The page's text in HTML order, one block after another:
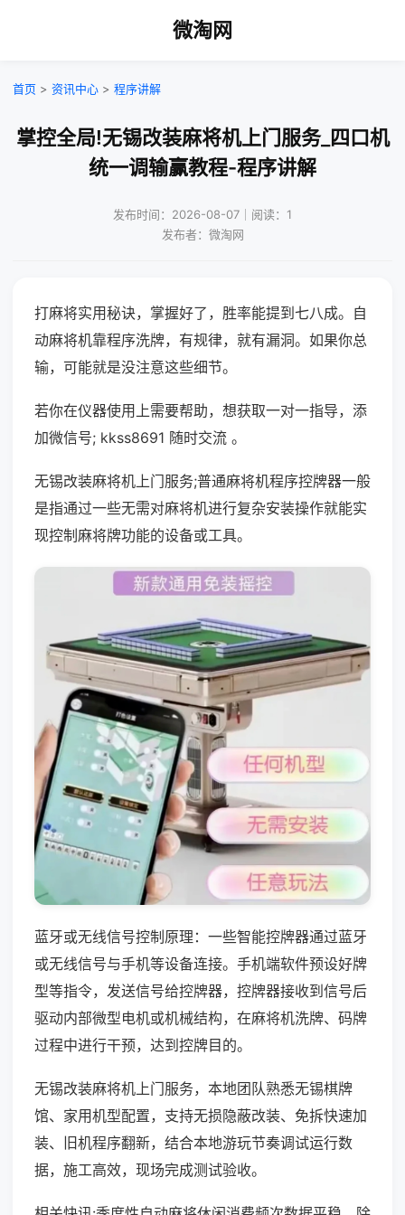
微淘网
首页 > 资讯中心 > 程序讲解
掌控全局!无锡改装麻将机上门服务_四口机
统一调输赢教程-程序讲解
发布时间：2026-08-07｜阅读：1
发布者：微淘网
打麻将实用秘诀，掌握好了，胜率能提到七八成。自
动麻将机靠程序洗牌，有规律，就有漏洞。如果你总
输，可能就是没注意这些细节。
若你在仪器使用上需要帮助，想获取一对一指导，添
加微信号; kkss8691 随时交流 。
无锡改装麻将机上门服务;普通麻将机程序控牌器一般
是指通过一些无需对麻将机进行复杂安装操作就能实
现控制麻将牌功能的设备或工具。
蓝牙或无线信号控制原理：一些智能控牌器通过蓝牙
或无线信号与手机等设备连接。手机端软件预设好牌
型等指令，发送信号给控牌器，控牌器接收到信号后
驱动内部微型电机或机械结构，在麻将机洗牌、码牌
过程中进行干预，达到控牌目的。
无锡改装麻将机上门服务，本地团队熟悉无锡棋牌
馆、家用机型配置，支持无损隐蔽改装、免拆快速加
装、旧机程序翻新，结合本地游玩节奏调试运行数
据，施工高效，现场完成测试验收。